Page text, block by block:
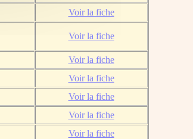
Voir la fiche
Voir la fiche
Voir la fiche
Voir la fiche
Voir la fiche
Voir la fiche
Voir la fiche